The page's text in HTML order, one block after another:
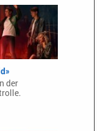
der